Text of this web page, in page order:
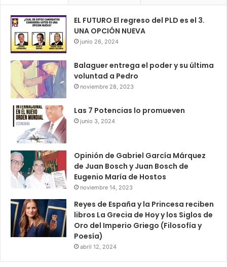
EL FUTURO El regreso del PLD es el 3.
UNA OPCIÓN NUEVA
junio 26, 2024
Balaguer entrega el poder y su última
voluntad a Pedro
noviembre 28, 2023
Las 7 Potencias lo promueven
junio 3, 2024
Opinión de Gabriel García Márquez
de Juan Bosch y Juan Bosch de
Eugenio María de Hostos
noviembre 14, 2023
Reyes de España y la Princesa reciben
libros La Grecia de Hoy y los Siglos de
Oro del Imperio Griego (Filosofía y
Poesía)
abril 12, 2024